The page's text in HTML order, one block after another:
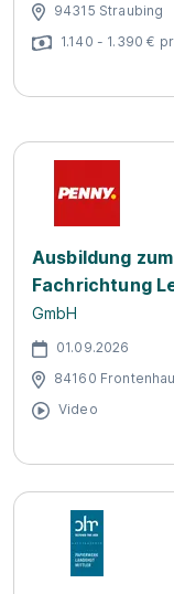
94315 Straubing
1.140 - 1.390 €
Ausbildung
Fachrichtung
GmbH
01.09.2026
84160
Video